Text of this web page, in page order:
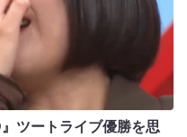
ツートライブ優勝を思